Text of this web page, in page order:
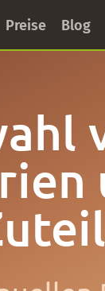
Preise Blog